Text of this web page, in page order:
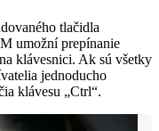
tlačidla
umožní prepínanie
klávesnici. Ak sú všetky
jednoducho
klávesu „Ctrl“.